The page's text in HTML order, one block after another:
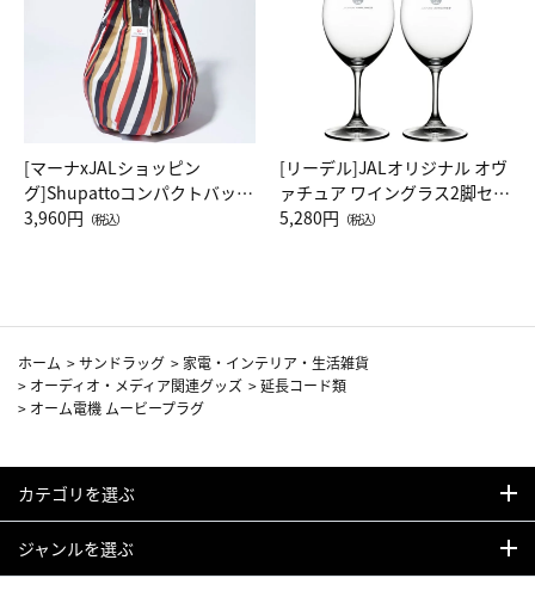
[マーナxJALショッピン
グ]Shupattoコンパクトバッグ
Drop JAL客室乗務員（LC）ス
3,960円 （税込）
[リーデル]JALオリジナル オヴ
ァチュア ワイングラス2脚セッ
ト（レッドワイン）
5,280円 （税込）
ホーム >サンドラッグ > 家電・インテリア・生活雑貨
> オーディオ・メディア関連グッズ >延長コード類
> オーム電機 ムービープラグ
カテゴリを選ぶ
ジャンルを選ぶ